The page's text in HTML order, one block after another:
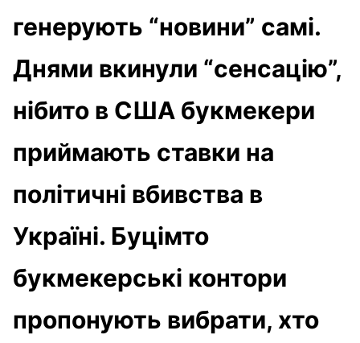
генерують “новини” самі.
Днями вкинули “сенсацію”,
нібито в США букмекери
приймають ставки на
політичні вбивства в
Україні. Буцімто
букмекерські контори
пропонують вибрати, хто